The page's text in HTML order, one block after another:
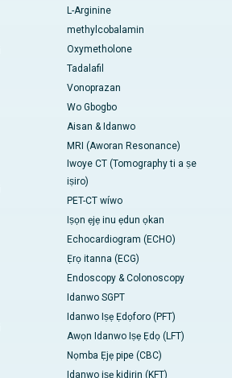
L-Arginine
methylcobalamin
Oxymetholone
Tadalafil
Vonoprazan
Wo Gbogbo
Aisan & Idanwo
MRI (Aworan Resonance)
Iwoye CT (Tomography ti a ṣe
iṣiro)
PET-CT wíwo
Iṣọn ẹjẹ inu ẹdun ọkan
Echocardiogram (ECHO)
Ẹrọ itanna (ECG)
Endoscopy & Colonoscopy
Idanwo SGPT
Idanwo Iṣẹ Ẹdọforo (PFT)
Awọn Idanwo Iṣẹ Ẹdọ (LFT)
Nọmba Ẹjẹ pipe (CBC)
Idanwo iṣẹ kidirin (KFT)